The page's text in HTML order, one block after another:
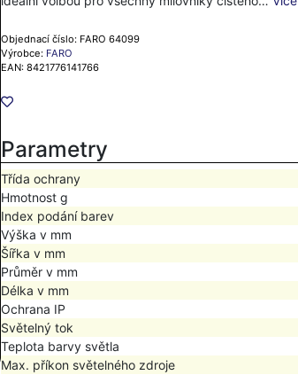
Objednací číslo: FARO 64099
Výrobce: FARO
EAN: 8421776141766
Parametry
Třída ochrany
Hmotnost g
Index podání barev
Výška v mm
Šířka v mm
Průměr v mm
Délka v mm
Ochrana IP
Světelný tok
Teplota barvy světla
Max. příkon světelného zdroje